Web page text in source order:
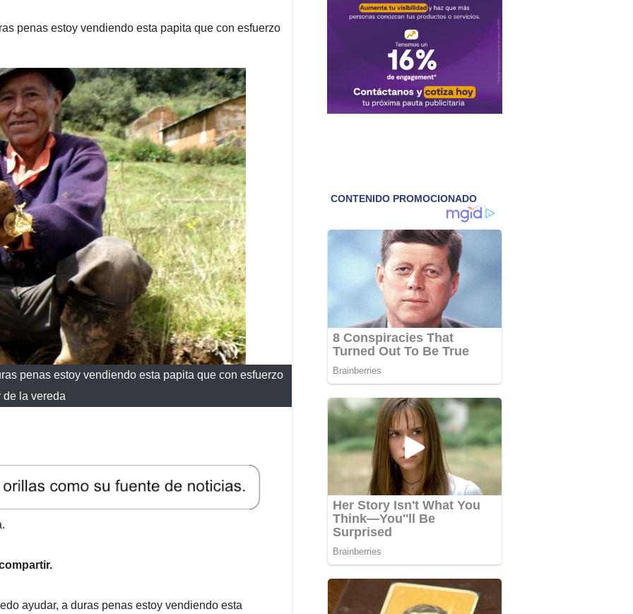
penas estoy vendiendo esta papita que con esfuerzo
penas estoy vendiendo esta papita que con esfuerzo
de la vereda
ayudar, a duras penas estoy vendiendo esta